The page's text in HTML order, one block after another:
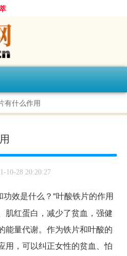
有什么作用
10-28 20:20:27
功效是什么？"叶酸铁片的作用
肌红蛋白，减少了贫血，强健
能量代谢。作为铁片和叶酸的
用，可以纠正女性的贫血、怕